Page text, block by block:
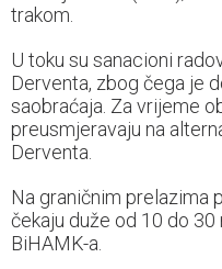
trakom.
U toku su sanacioni
Derventa, zbog čega je
saobraćaja. Za vrijeme
preusmjeravaju na
Derventa.
Na graničnim prelazima
čekaju duže od 10 do
BiHAMK-a.